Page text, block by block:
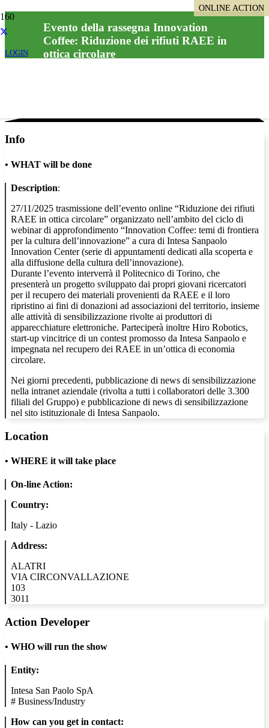
LOGIN
Evento della rassegna Innovation
Coffee: Riduzione dei rifiuti RAEE in
ottica circolare
Info
• WHAT will be done
Description:
27/11/2025 trasmissione dell’evento online “Riduzione dei rifiuti
RAEE in ottica circolare” organizzato nell’ambito del ciclo di
webinar di approfondimento “Innovation Coffee: temi di frontiera
per la cultura dell’innovazione” a cura di Intesa Sanpaolo
Innovation Center (serie di appuntamenti dedicati alla scoperta e
alla diffusione della cultura dell’innovazione).
Durante l’evento interverrà il Politecnico di Torino, che
presenterà un progetto sviluppato dai propri giovani ricercatori
per il recupero dei materiali provenienti da RAEE e il loro
ripristino ai fini di donazioni ad associazioni del territorio, insieme
alle attività di sensibilizzazione rivolte ai produttori di
apparecchiature elettroniche. Parteciperà inoltre Hiro Robotics,
start-up vincitrice di un contest promosso da Intesa Sanpaolo e
impegnata nel recupero dei RAEE in un’ottica di economia
circolare.
Nei giorni precedenti, pubblicazione di news di sensibilizzazione
nella intranet aziendale (rivolta a tutti i collaboratori delle 3.300
filiali del Gruppo) e pubblicazione di news di sensibilizzazione
nel sito istituzionale di Intesa Sanpaolo.
Location
• WHERE it will take place
On-line Action:
Country:
Italy - Lazio
Address:
ALATRI
VIA CIRCONVALLAZIONE
103
3011
Action Developer
• WHO will run the show
Entity:
Intesa San Paolo SpA
# Business/Industry
How can you get in contact:
ONLINE ACTION
ONLINE ACTION